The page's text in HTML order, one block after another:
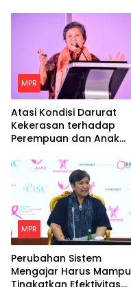
Islam
MPR
Atasi Kondisi Darurat
Kekerasan terhadap
Perempuan dan Anak
MPR
Perubahan Sistem
Mengajar Harus Mampu